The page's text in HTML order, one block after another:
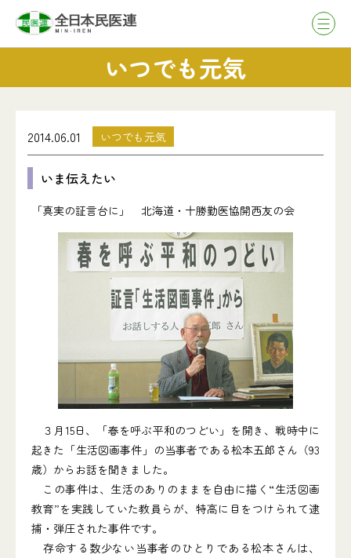
いつでも元気
2014.06.01 いつでも元気
いま伝えたい
「真実の証言台に」 北海道・十勝勤医協開西友の会
３月15日、「春を呼ぶ平和のつどい」を開き、戦時中に
起きた「生活図画事件」の当事者である松本五郎さん（93
歳）からお話を聞きました。
この事件は、生活のありのままを自由に描く“生活図画
教育”を実践していた教員らが、特高に目をつけられて逮
捕・弾圧された事件です。
存命する数少ない当事者のひとりである松本さんは、